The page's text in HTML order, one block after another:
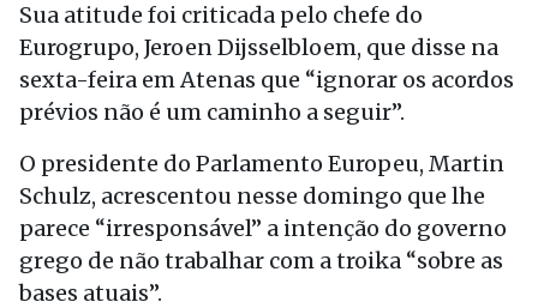
Sua atitude foi criticada pelo chefe do
Eurogrupo, Jeroen Dijsselbloem, que disse na
sexta-feira em Atenas que “ignorar os acordos
prévios não é um caminho a seguir”.
O presidente do Parlamento Europeu, Martin
Schulz, acrescentou nesse domingo que lhe
parece “irresponsável” a intenção do governo
grego de não trabalhar com a troika “sobre as
bases atuais”.